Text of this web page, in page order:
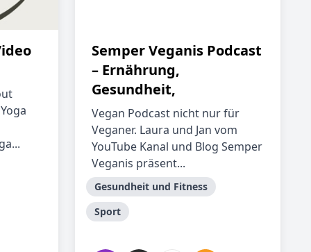
Semper Veganis Podcast
– Ernährung,
Gesundheit,
Vegan Podcast nicht nur für
Veganer. Laura und Jan vom
YouTube Kanal und Blog Semper
Veganis präsent...
Gesundheit und Fitness
Sport